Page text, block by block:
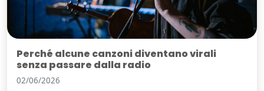
Perché alcune canzoni diventano virali
senza passare dalla radio
02/06/2026